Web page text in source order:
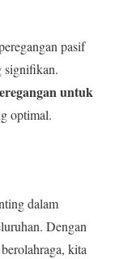
pasif
signifikan.
untuk
optimal.
dalam
Dengan
kita